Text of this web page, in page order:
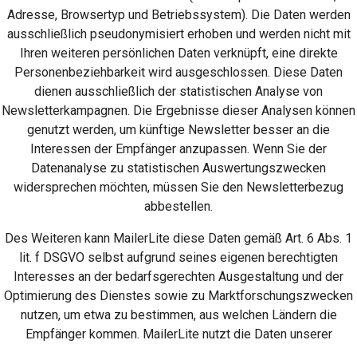
Adresse, Browsertyp und Betriebssystem). Die Daten werden
ausschließlich pseudonymisiert erhoben und werden nicht mit
Ihren weiteren persönlichen Daten verknüpft, eine direkte
Personenbeziehbarkeit wird ausgeschlossen. Diese Daten
dienen ausschließlich der statistischen Analyse von
Newsletterkampagnen. Die Ergebnisse dieser Analysen können
genutzt werden, um künftige Newsletter besser an die
Interessen der Empfänger anzupassen. Wenn Sie der
Datenanalyse zu statistischen Auswertungszwecken
widersprechen möchten, müssen Sie den Newsletterbezug
abbestellen.
Des Weiteren kann MailerLite diese Daten gemäß Art. 6 Abs. 1
lit. f DSGVO selbst aufgrund seines eigenen berechtigten
Interesses an der bedarfsgerechten Ausgestaltung und der
Optimierung des Dienstes sowie zu Marktforschungszwecken
nutzen, um etwa zu bestimmen, aus welchen Ländern die
Empfänger kommen. MailerLite nutzt die Daten unserer